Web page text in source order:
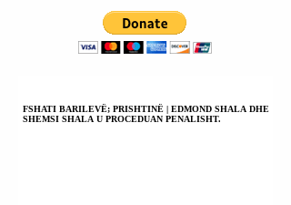
FSHATI BARILEVË; PRISHTINË | EDMOND SHALA DHE
SHEMSI SHALA U PROCEDUAN PENALISHT.